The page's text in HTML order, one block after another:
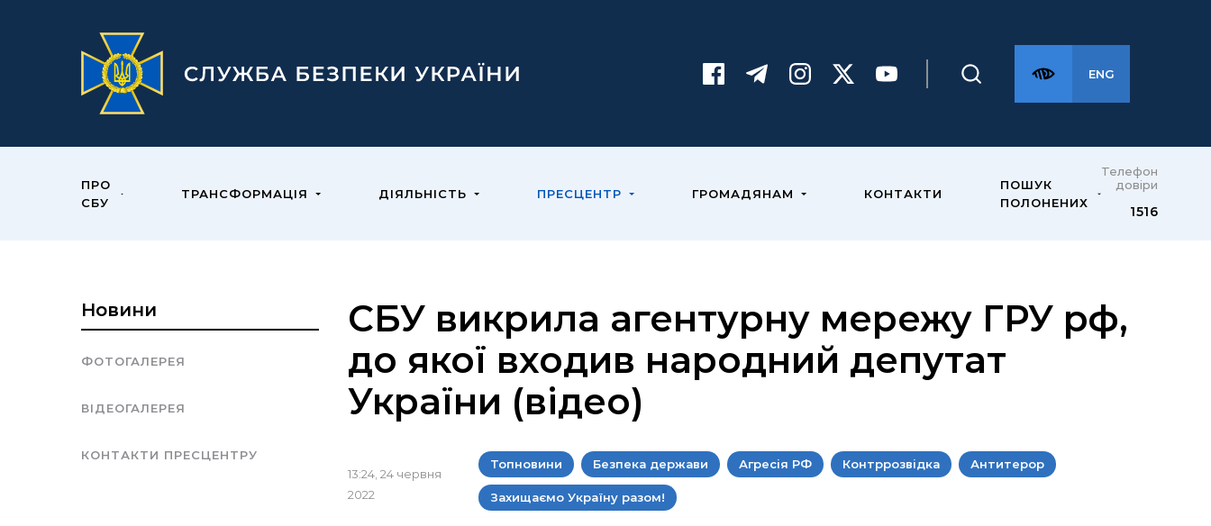
ENG
ПРО
СБУ
ТРАНСФОРМАЦІЯ ДІЯЛЬНІСТЬ ПРЕСЦЕНТР ГРОМАДЯНАМ КОНТАКТИ
ПОШУК
ПОЛОНЕНИХ
Телефон
довіри
1516
Новини
ФОТОГАЛЕРЕЯ
ВІДЕОГАЛЕРЕЯ
КОНТАКТИ ПРЕСЦЕНТРУ
СБУ викрила агентурну мережу ГРУ рф,
до якої входив народний депутат
України (відео)
13:24, 24 червня
2022
Топновини Безпека держави Агресія РФ Контррозвідка Антитерор
Захищаємо Україну разом!